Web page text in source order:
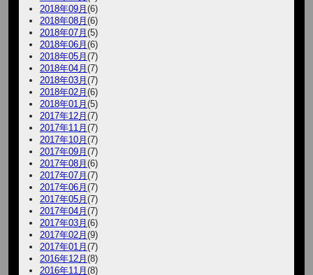
2018年09月(6)
2018年08月(6)
2018年07月(5)
2018年06月(6)
2018年05月(7)
2018年04月(7)
2018年03月(7)
2018年02月(6)
2018年01月(5)
2017年12月(7)
2017年11月(7)
2017年10月(7)
2017年09月(7)
2017年08月(6)
2017年07月(7)
2017年06月(7)
2017年05月(7)
2017年04月(7)
2017年03月(6)
2017年02月(9)
2017年01月(7)
2016年12月(8)
2016年11月(8)